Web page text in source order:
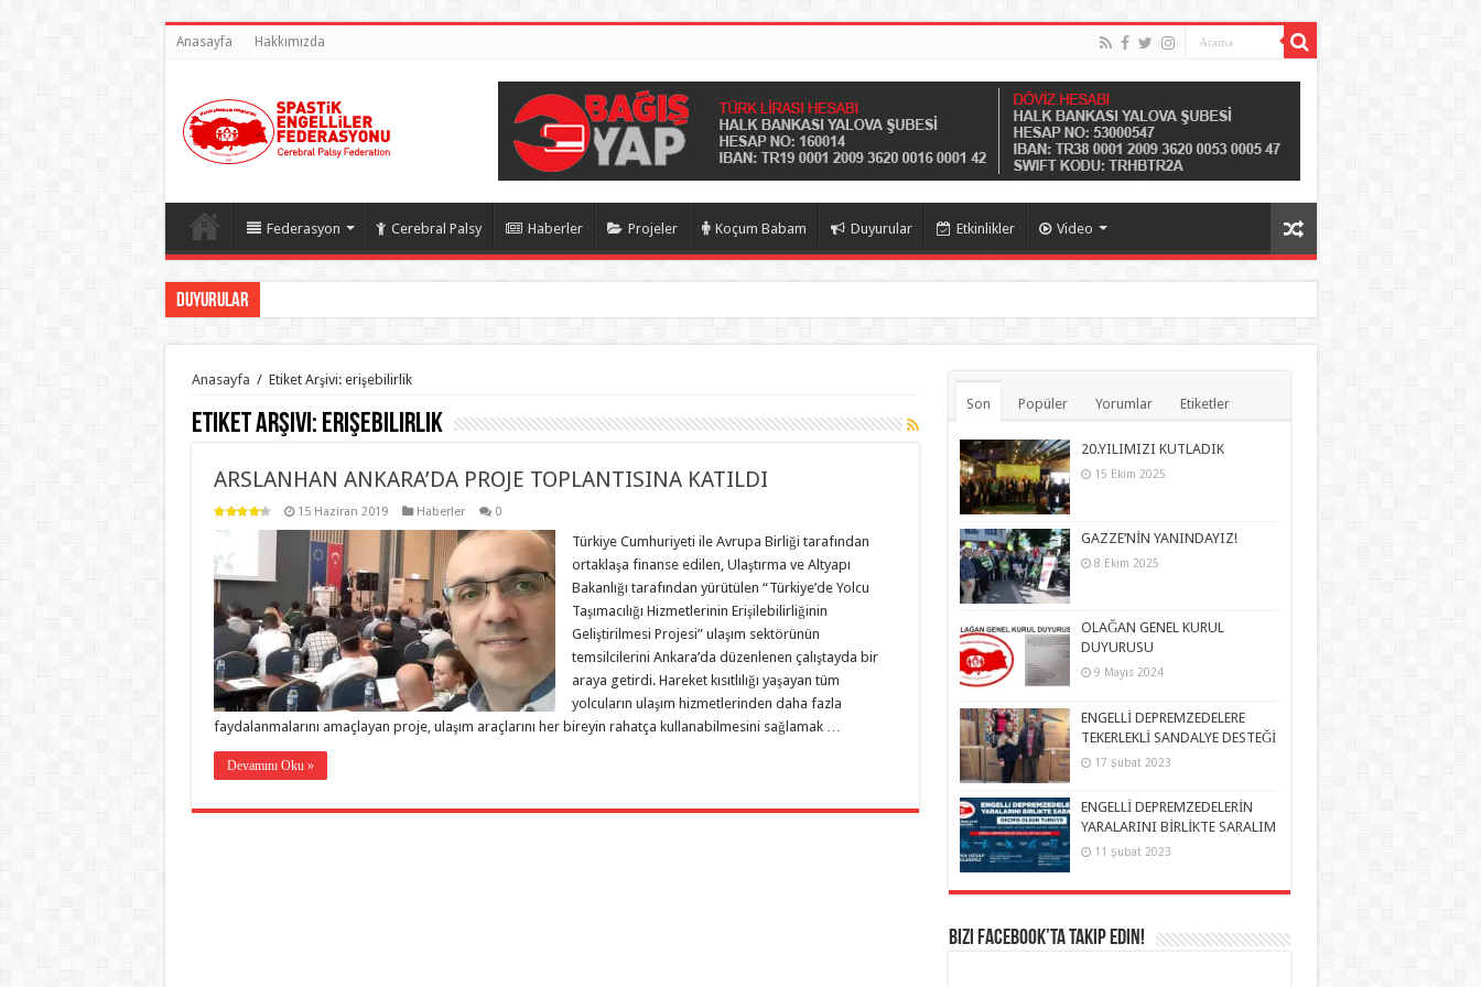
Anasayfa Hakkımızda
Federasyon Cerebral Palsy Haberler Projeler Koçum Babam Duyurular Etkinlikler Video
Duyurular
Anasayfa / Etiket Arşivi: erişebilirlik
Etiket Arşivi: erişebilirlik
ARSLANHAN ANKARA’DA PROJE TOPLANTISINA KATILDI
15 Haziran 2019 Haberler 0
Türkiye Cumhuriyeti ile Avrupa Birliği tarafından
ortaklaşa finanse edilen, Ulaştırma ve Altyapı
Bakanlığı tarafından yürütülen “Türkiye’de Yolcu
Taşımacılığı Hizmetlerinin Erişilebilirliğinin
Geliştirilmesi Projesi” ulaşım sektörünün
temsilcilerini Ankara’da düzenlenen çalıştayda bir
araya getirdi. Hareket kısıtlılığı yaşayan tüm
yolcuların ulaşım hizmetlerinden daha fazla
faydalanmalarını amaçlayan proje, ulaşım araçlarını her bireyin rahatça kullanabilmesini sağlamak …
Devamını Oku »
Son Popüler Yorumlar Etiketler
20.YILIMIZI KUTLADIK
15 Ekim 2025
GAZZE’NİN YANINDAYIZ!
8 Ekim 2025
OLAĞAN GENEL KURUL
DUYURUSU
9 Mayıs 2024
ENGELLİ DEPREMZEDELERE
TEKERLEKLİ SANDALYE DESTEĞİ
17 Şubat 2023
ENGELLİ DEPREMZEDELERİN
YARALARINI BİRLİKTE SARALIM
11 Şubat 2023
Bizi Facebook’ta takip edin!